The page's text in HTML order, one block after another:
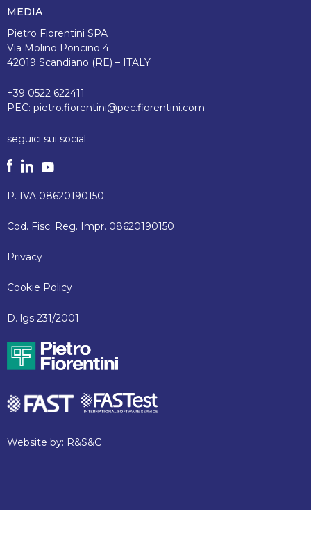
MEDIA
Pietro Fiorentini SPA
Via Molino Poncino 4
42019 Scandiano (RE) – ITALY
+39 0522 622411
PEC: pietro.fiorentini@pec.fiorentini.com
seguici sui social
P. IVA 08620190150
Cod. Fisc. Reg. Impr. 08620190150
Privacy
Cookie Policy
D. lgs 231/2001
Website by: R&S&C